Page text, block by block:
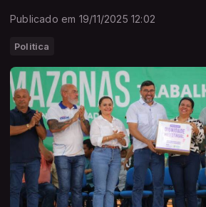
Publicado em 19/11/2025 12:02
Politica